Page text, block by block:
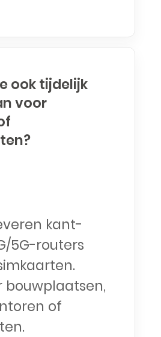
ook tijdelijk
voor
kant-
5G-routers
bouwplaatsen,
of